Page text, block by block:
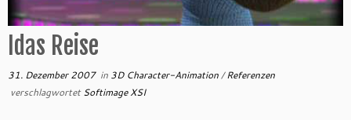
Idas Reise
31. Dezember 2007in 3D Character-Animation/Referenzen
verschlagwortetSoftimage XSI